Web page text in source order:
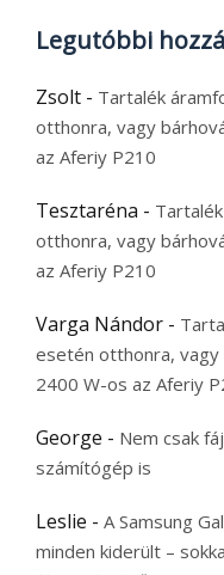
Legutóbbi
Zsolt - Tartalék
otthonra, vagy
az Aferiy P210
Tesztaréna -
otthonra, vagy
az Aferiy P210
Varga Nándor -
esetén otthonra,
2400 W-os az Aferiy
George - Nem csak
számítógép is
Leslie - A Samsung
minden kiderült –